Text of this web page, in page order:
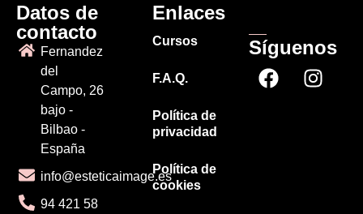
Datos de
contacto
Fernandez
del
Campo, 26
bajo -
Bilbao -
España
info@esteticaimage.es
94 421 58
Enlaces
Cursos
F.A.Q.
Política de
privacidad
Política de
cookies
Síguenos